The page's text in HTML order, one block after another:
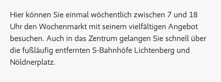
Hier können Sie einmal wöchentlich zwischen 7 und 18
Uhr den Wochenmarkt mit seinem vielfältigen Angebot
besuchen. Auch in das Zentrum gelangen Sie schnell über
die fußläufig entfernten S-Bahnhöfe Lichtenberg und
Nöldnerplatz.